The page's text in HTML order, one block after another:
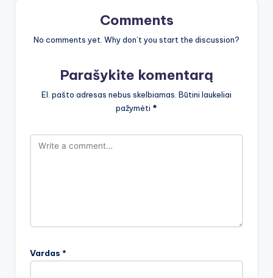
Comments
No comments yet. Why don’t you start the discussion?
Parašykite komentarą
El. pašto adresas nebus skelbiamas. Būtini laukeliai
pažymėti *
Vardas *